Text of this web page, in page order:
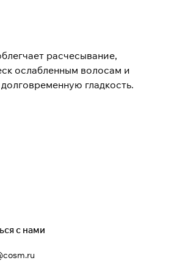
расчесывание,
ослабленным волосам и
гладкость.
с нами